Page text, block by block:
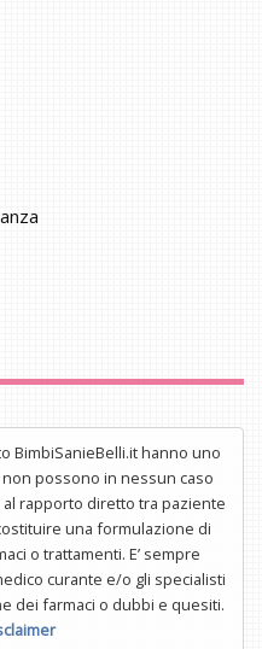
BimbiSanieBelli.it hanno uno
possono in nessun caso
rapporto diretto tra paziente
una formulazione di
o trattamenti. E’ sempre
curante e/o gli specialisti
dei farmaci o dubbi e quesiti.